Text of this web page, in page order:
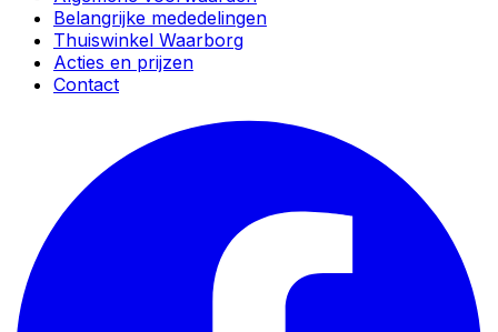
Belangrijke mededelingen
Thuiswinkel Waarborg
Acties en prijzen
Contact